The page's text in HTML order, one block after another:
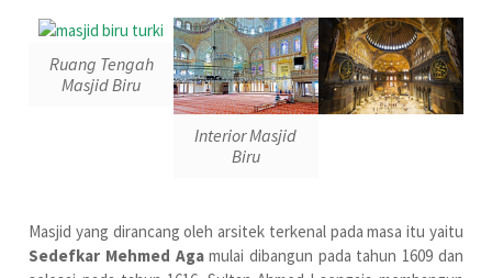
Ruang Tengah
Masjid Biru
Interior Masjid
Biru
Masjid yang dirancang oleh arsitek terkenal pada masa itu yaitu
Sedefkar Mehmed Agamulai dibangun pada tahun 1609 dan